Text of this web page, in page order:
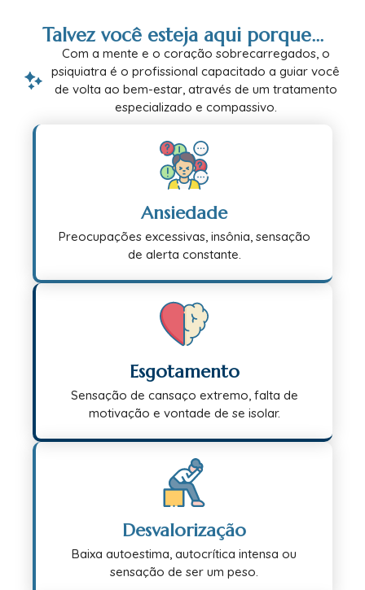
Talvez você esteja aqui porque...
Com a mente e o coração sobrecarregados, o
psiquiatra é o profissional capacitado a guiar você
de volta ao bem-estar, através de um tratamento
especializado e compassivo.
Ansiedade
Preocupações excessivas, insônia, sensação
de alerta constante.
Esgotamento
Sensação de cansaço extremo, falta de
motivação e vontade de se isolar.
Desvalorização
Baixa autoestima, autocrítica intensa ou
sensação de ser um peso.